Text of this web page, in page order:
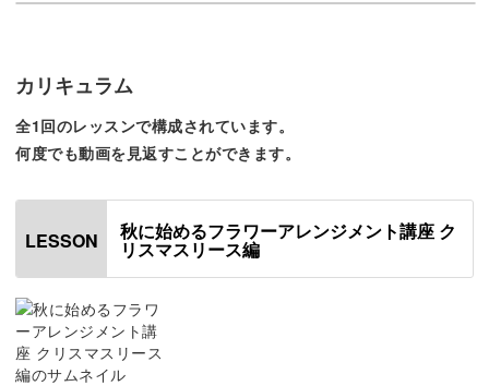
◆赤い実の配置のポイント
などを、ていねいに解説させていただきました。
リース自体はシンプルなデザインですので、複雑な技術は
必要ありません。初心者さんも気軽に作ってみてください
ね。
カリキュラム
全1回のレッスンで構成されています。
何度でも動画を見返すことができます。
LESSON 秋に始めるフラワーアレンジメント講座 ク
リスマスリース編